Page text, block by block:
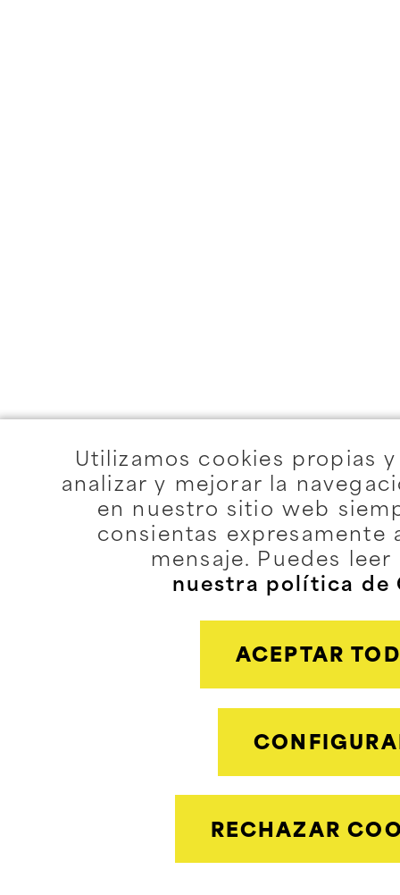
Utilizamos cookies propias
analizar y mejorar la
en nuestro sitio web
consientas expresamente
mensaje. Puedes leer
nuestra política de